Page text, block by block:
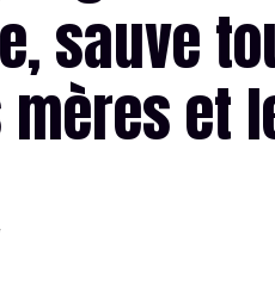
sauve
et